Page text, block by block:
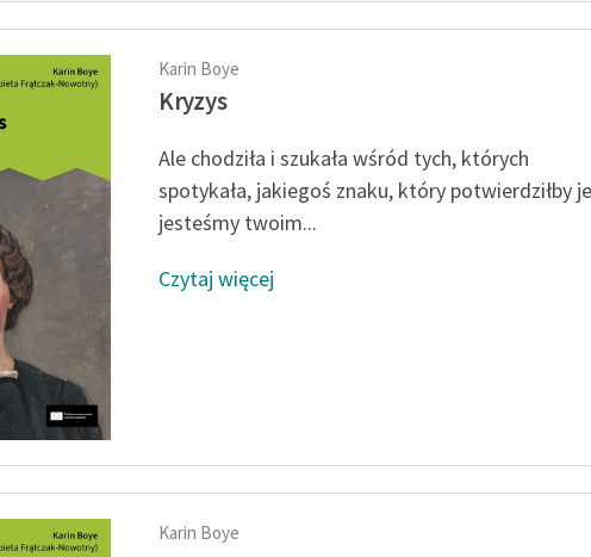
Karin Boye
Kryzys
Ale chodziła i szukała wśród tych, których
spotykała, jakiegoś znaku, który potwierdziłby
jesteśmy twoim...
Czytaj więcej
Karin Boye